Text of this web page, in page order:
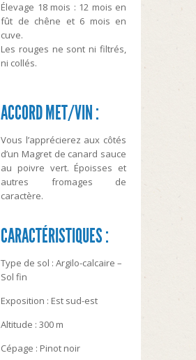
Élevage 18 mois : 12 mois en
fût de chêne et 6 mois en
cuve.
Les rouges ne sont ni filtrés,
ni collés.
ACCORD MET/VIN :
Vous l’apprécierez aux côtés
d’un Magret de canard sauce
au poivre vert. Époisses et
autres fromages de
caractère.
CARACTÉRISTIQUES :
Type de sol : Argilo-calcaire –
Sol fin
Exposition : Est sud-est
Altitude : 300 m
Cépage : Pinot noir